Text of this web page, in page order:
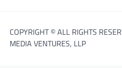
COPYRIGHT © ALL RIGHTS
MEDIA VENTURES, LLP